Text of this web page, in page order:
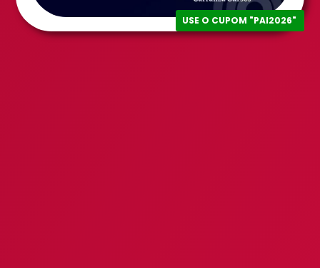
USE O CUPOM "PAI2026"